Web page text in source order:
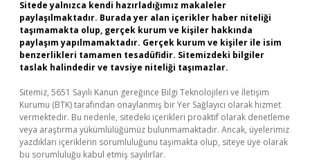
Sitede yalnızca kendi hazırladığımız makaleler
paylaşılmaktadır. Burada yer alan içerikler haber niteliği
taşımamakta olup, gerçek kurum ve kişiler hakkında
paylaşım yapılmamaktadır. Gerçek kurum ve kişiler ile isim
benzerlikleri tamamen tesadüfidir. Sitemizdeki bilgiler
taslak halindedir ve tavsiye niteliği taşımazlar.
Sitemiz, 5651 Sayılı Kanun gereğince Bilgi Teknolojileri ve İletişim
Kurumu (BTK) tarafından onaylanmış bir Yer Sağlayıcı olarak hizmet
vermektedir. Bu nedenle, sitedeki içerikleri proaktif olarak denetleme
veya araştırma yükümlülüğümüz bulunmamaktadır. Ancak, üyelerimiz
yazdıkları içeriklerin sorumluluğunu taşımakta olup, siteye üye olarak
bu sorumluluğu kabul etmiş sayılırlar.